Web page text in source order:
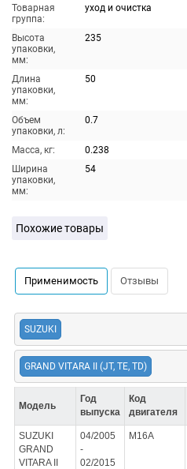
Товарная
группа:
уход и очистка
Высота
упаковки,
мм:
235
Длина
упаковки,
мм:
50
Объем
упаковки, л:
0.7
Масса, кг:
0.238
Ширина
упаковки,
мм:
54
Похожие товары
Применимость Отзывы
SUZUKI
GRAND VITARA II (JT, TE, TD)
Модель
Год
выпуска
Код
двигателя
SUZUKI
GRAND
VITARA II
04/2005
-
02/2015
M16A